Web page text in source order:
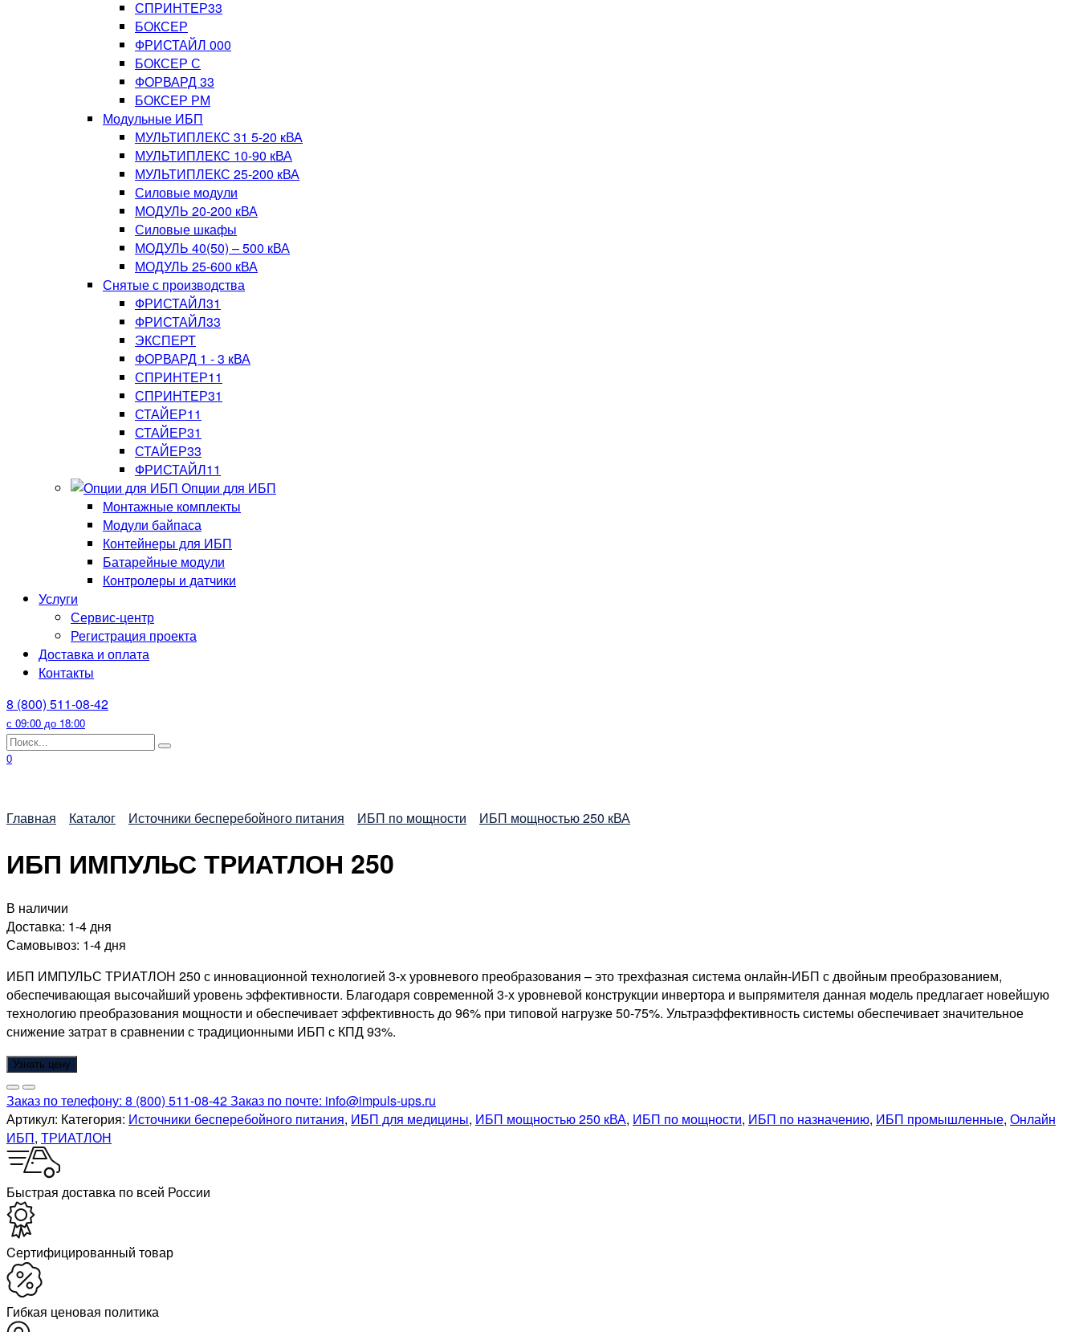
СПРИНТЕР33
БОКСЕР
ФРИСТАЙЛ 000
БОКСЕР С
ФОРВАРД 33
БОКСЕР РМ
Модульные ИБП
МУЛЬТИПЛЕКС 31 5-20 кВА
МУЛЬТИПЛЕКС 10-90 кВА
МУЛЬТИПЛЕКС 25-200 кВА
Силовые модули
МОДУЛЬ 20-200 кВА
Силовые шкафы
МОДУЛЬ 40(50) – 500 кВА
МОДУЛЬ 25-600 кВА
Снятые с производства
ФРИСТАЙЛ31
ФРИСТАЙЛ33
ЭКСПЕРТ
ФОРВАРД 1 - 3 кВА
СПРИНТЕР11
СПРИНТЕР31
СТАЙЕР11
СТАЙЕР31
СТАЙЕР33
ФРИСТАЙЛ11
Опции для ИБП
Монтажные комплекты
Модули байпаса
Контейнеры для ИБП
Батарейные модули
Контролеры и датчики
Услуги
Сервис-центр
Регистрация проекта
Доставка и оплата
Контакты
8 (800) 511-08-42
с 09:00 до 18:00
Search
for:
0
Главная Каталог Источники бесперебойного питания ИБП по мощности ИБП мощностью 250 кВА
ИБП ИМПУЛЬС ТРИАТЛОН 250
В наличии
Доставка: 1-4 дня
Самовывоз: 1-4 дня
ИБП ИМПУЛЬС ТРИАТЛОН 250 с инновационной технологией 3-х уровневого преобразования – это трехфазная система онлайн-ИБП с двойным преобразованием,
обеспечивающая высочайший уровень эффективности. Благодаря современной 3-х уровневой конструкции инвертора и выпрямителя данная модель предлагает новейшую
технологию преобразования мощности и обеспечивает эффективность до 96% при типовой нагрузке 50-75%. Ультраэффективность системы обеспечивает значительное
снижение затрат в сравнении с традиционными ИБП с КПД 93%.
Узнать цену
Заказ по телефону: 8 (800) 511-08-42Заказ по почте: info@impuls-ups.ru
Артикул: Категория: Источники бесперебойного питания, ИБП для медицины, ИБП мощностью 250 кВА, ИБП по мощности, ИБП по назначению, ИБП промышленные, Онлайн
ИБП, ТРИАТЛОН
Быстрая доставка по всей России
Cертифицированный товар
Гибкая ценовая политика